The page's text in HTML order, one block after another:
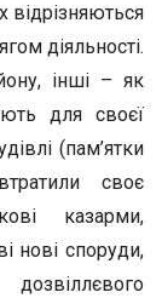
відрізняються
діяльності.
інші – як
для своєї
(пам’ятки
своє
казарми,
нові споруди,